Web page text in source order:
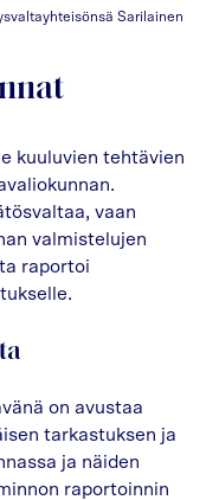
Sarilainen
kuuluvien tehtävien
vaan
valmistelujen
raportoi
on avustaa
tarkastuksen ja
ja näiden
raportoinnin